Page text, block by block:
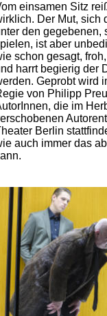
einsamen Sitz
Der Mut, sich
den gegebenen,
ist aber
schon gesagt,
harrt begierig der
Geprobt wird
von Philipp
die im
Berlin
auch immer das